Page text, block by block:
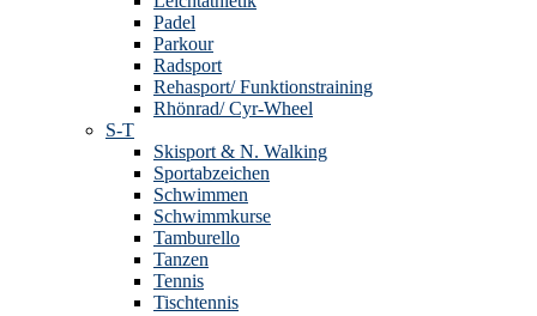
Padel
Parkour
Radsport
Rehasport/ Funktionstraining
Rhönrad/ Cyr-Wheel
S-T
Skisport & N. Walking
Sportabzeichen
Schwimmen
Schwimmkurse
Tamburello
Tanzen
Tennis
Tischtennis